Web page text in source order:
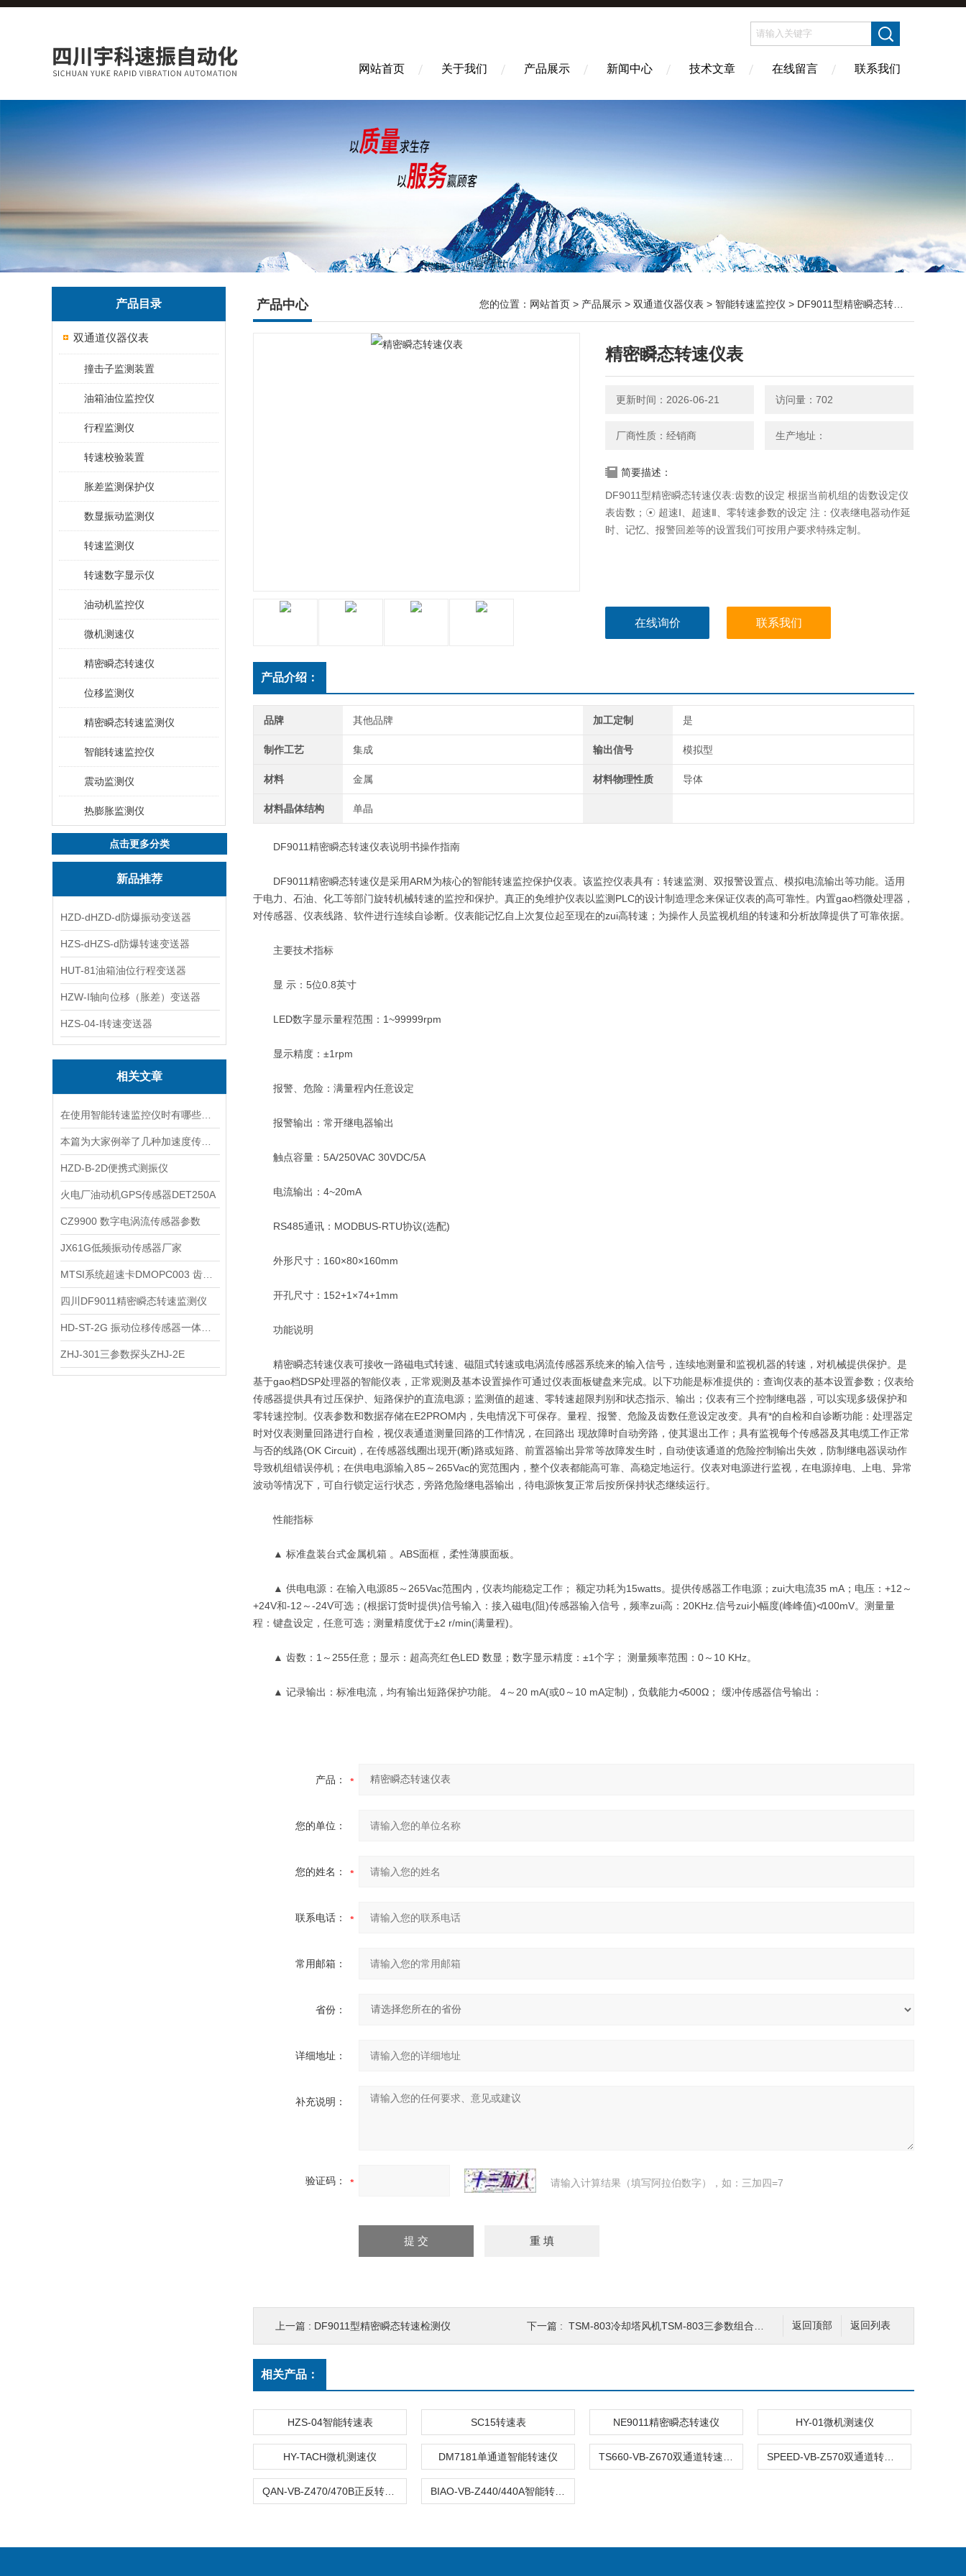
网站首页 关于我们 产品展示 新闻中心 技术文章 在线留言 联系我们
产品目录
双通道仪器仪表
撞击子监测装置
油箱油位监控仪
行程监测仪
转速校验装置
胀差监测保护仪
数显振动监测仪
转速监测仪
转速数字显示仪
油动机监控仪
微机测速仪
精密瞬态转速仪
位移监测仪
精密瞬态转速监测仪
智能转速监控仪
震动监测仪
热膨胀监测仪
点击更多分类
新品推荐
HZD-dHZD-d防爆振动变送器
HZS-dHZS-d防爆转速变送器
HUT-81油箱油位行程变送器
HZW-I轴向位移（胀差）变送器
HZS-04-I转速变送器
相关文章
HZD-B-2D便携式测振仪
火电厂油动机GPS传感器DET250A
CZ9900 数字电涡流传感器参数
JX61G低频振动传感器厂家
四川DF9011精密瞬态转速监测仪
ZHJ-301三参数探头ZHJ-2E
产品中心 您的位置： 网站首页 > 产品展示 > 双通道仪器仪表 > 智能转速监控仪 > DF9011型精密瞬态转速仪表
精密瞬态转速仪表
更新时间：2026-06-21 访问量：702
厂商性质：经销商 生产地址：
简要描述：
DF9011型精密瞬态转速仪表:齿数的设定 根据当前机组的齿数设定仪
表齿数；☉ 超速Ⅰ、超速Ⅱ、零转速参数的设定 注：仪表继电器动作延
时、记忆、报警回差等的设置我们可按用户要求特殊定制。
在线询价 联系我们
产品介绍：
品牌 其他品牌 加工定制 是
制作工艺 集成 输出信号 模拟型
材料 金属 材料物理性质 导体
材料晶体结构 单晶
DF9011精密瞬态转速仪表说明书操作指南
DF9011精密瞬态转速仪是采用ARM为核心的智能转速监控保护仪表。该监控仪表具有：转速监测、双报警设置点、模拟电流输出等功能。适用
于电力、石油、化工等部门旋转机械转速的监控和保护。真正的免维护仪表以监测PLC的设计制造理念来保证仪表的高可靠性。内置gao档微处理器，
对传感器、仪表线路、软件进行连续自诊断。仪表能记忆自上次复位起至现在的zui高转速；为操作人员监视机组的转速和分析故障提供了可靠依据。
主要技术指标
显 示：5位0.8英寸
LED数字显示量程范围：1~99999rpm
显示精度：±1rpm
报警、危险：满量程内任意设定
报警输出：常开继电器输出
触点容量：5A/250VAC 30VDC/5A
电流输出：4~20mA
RS485通讯：MODBUS-RTU协议(选配)
外形尺寸：160×80×160mm
开孔尺寸：152+1×74+1mm
功能说明
精密瞬态转速仪表可接收一路磁电式转速、磁阻式转速或电涡流传感器系统来的输入信号，连续地测量和监视机器的转速，对机械提供保护。是
基于gao档DSP处理器的智能仪表，正常观测及基本设置操作可通过仪表面板键盘来完成。以下功能是标准提供的：查询仪表的基本设置参数；仪表给
传感器提供具有过压保护、短路保护的直流电源；监测值的超速、零转速超限判别和状态指示、输出；仪表有三个控制继电器，可以实现多级保护和
零转速控制。仪表参数和数据存储在E2PROM内，失电情况下可保存。量程、报警、危险及齿数任意设定改变。具有*的自检和自诊断功能：处理器定
时对仪表测量回路进行自检，视仪表通道测量回路的工作情况，在回路出 现故障时自动旁路，使其退出工作；具有监视每个传感器及其电缆工作正常
与否的线路(OK Circuit)，在传感器线圈出现开(断)路或短路、前置器输出异常等故障发生时，自动使该通道的危险控制输出失效，防制继电器误动作
导致机组错误停机；在供电电源输入85～265Vac的宽范围内，整个仪表都能高可靠、高稳定地运行。仪表对电源进行监视，在电源掉电、上电、异常
波动等情况下，可自行锁定运行状态，旁路危险继电器输出，待电源恢复正常后按所保持状态继续运行。
性能指标
▲ 标准盘装台式金属机箱 。ABS面框，柔性薄膜面板。
▲ 供电电源：在输入电源85～265Vac范围内，仪表均能稳定工作； 额定功耗为15watts。提供传感器工作电源；zui大电流35 mA；电压：+12～
+24V和-12～-24V可选；(根据订货时提供)信号输入：接入磁电(阻)传感器输入信号，频率zui高：20KHz.信号zui小幅度(峰峰值)≮100mV。测量量
程：键盘设定，任意可选；测量精度优于±2 r/min(满量程)。
▲ 齿数：1～255任意；显示：超高亮红色LED 数显；数字显示精度：±1个字； 测量频率范围：0～10 KHz。
▲ 记录输出：标准电流，均有输出短路保护功能。 4～20 mA(或0～10 mA定制)，负载能力≮500Ω； 缓冲传感器信号输出：
产品：
您的单位：
您的姓名：
联系电话：
常用邮箱：
省份：
详细地址：
补充说明：
验证码： 请输入计算结果（填写阿拉伯数字），如：三加四=7
返回列表
返回顶部
上一篇 : DF9011型精密瞬态转速检测仪 下一篇 : TSM-803冷却塔风机TSM-803三参数组合探头
相关产品：
HZS-04智能转速表 SC15转速表 NE9011精密瞬态转速仪 HY-01微机测速仪
HY-TACH微机测速仪 DM7181单通道智能转速仪